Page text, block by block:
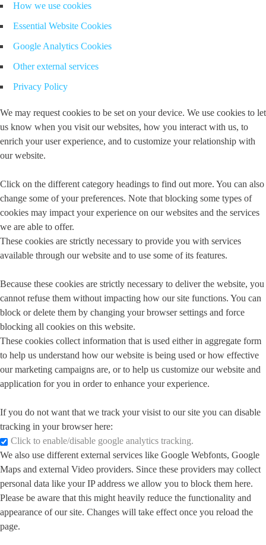
How we use cookies
Essential Website Cookies
Google Analytics Cookies
Other external services
Privacy Policy
We may request cookies to be set on your device. We use cookies to let
us know when you visit our websites, how you interact with us, to
enrich your user experience, and to customize your relationship with
our website.
Click on the different category headings to find out more. You can also
change some of your preferences. Note that blocking some types of
cookies may impact your experience on our websites and the services
we are able to offer.
These cookies are strictly necessary to provide you with services
available through our website and to use some of its features.
Because these cookies are strictly necessary to deliver the website, you
cannot refuse them without impacting how our site functions. You can
block or delete them by changing your browser settings and force
blocking all cookies on this website.
These cookies collect information that is used either in aggregate form
to help us understand how our website is being used or how effective
our marketing campaigns are, or to help us customize our website and
application for you in order to enhance your experience.
If you do not want that we track your visist to our site you can disable
tracking in your browser here:
Click to enable/disable google analytics tracking.
We also use different external services like Google Webfonts, Google
Maps and external Video providers. Since these providers may collect
personal data like your IP address we allow you to block them here.
Please be aware that this might heavily reduce the functionality and
appearance of our site. Changes will take effect once you reload the
page.